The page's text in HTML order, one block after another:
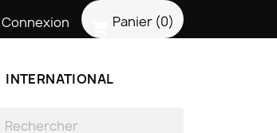
Connexion Panier (0)
INTERNATIONAL